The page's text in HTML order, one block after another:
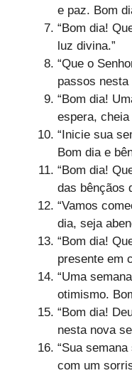
e paz. Bom
“Bom dia!
luz divina.”
“Que o
passos nesta
“Bom dia!
espera, cheia
“Inicie sua
Bom dia e
“Bom dia!
das bênçãos
“Vamos
dia, seja
“Bom dia!
presente em
“Uma
otimismo.
“Bom dia!
nesta nova
“Sua
com um